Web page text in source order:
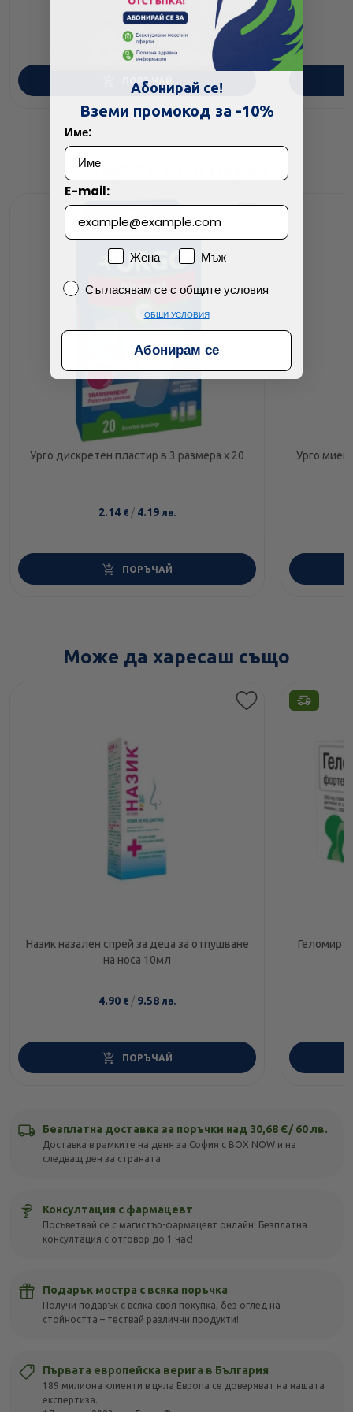
€ /14.88лв.
ПОРЪЧАЙ
Още от тази марка
Урго дискретен пластир в 3 размера х 20
2.14 € / 4.19 лв.
ПОРЪЧАЙ
Урго миещ
Може да харесаш също
Назик назален спрей за деца за отпушване
на носа 10мл
4.90 € / 9.58 лв.
ПОРЪЧАЙ
Безплатна доставка за поръчки над 30,68 Є/ 60 лв.
Доставка в рамките на деня за София с BOX NOW и на
следващ ден за страната
Консултация с фармацевт
Посъветвай се с магистър-фармацевт онлайн! Безплатна
консултация с отговор до 1 час!
Подарък мостра с всяка поръчка
Получи подарък с всяка своя покупка, без оглед на
стойността – тествай различни продукти!
Първата европейска верига в България
189 милиона клиенти в цяла Европа се доверяват на нашата
експертиза.
Абонирай се!
Вземи промокод за -10%
Име:
E-mail:
ПолЖена
Мъж
Съгласявам се с общите условия
Съгласявам се с общите условия
ОБЩИ УСЛОВИЯ
Абонирам се